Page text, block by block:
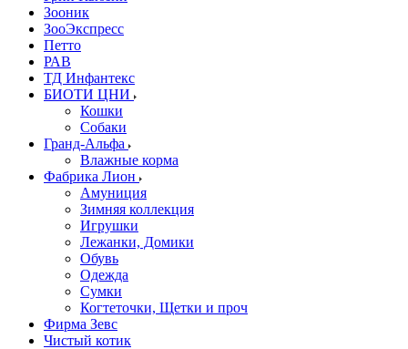
Зооник
ЗооЭкспресс
Петто
РАВ
ТД Инфантекс
БИОТИ ЦНИ
Кошки
Собаки
Гранд-Альфа
Влажные корма
Фабрика Лион
Амуниция
Зимняя коллекция
Игрушки
Лежанки, Домики
Обувь
Одежда
Сумки
Когтеточки, Щетки и проч
Фирма Зевс
Чистый котик